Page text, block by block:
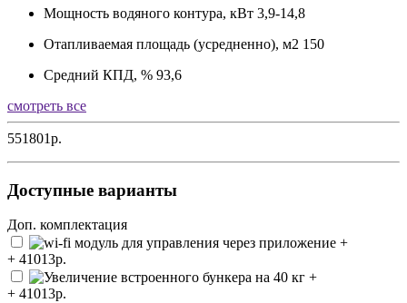
Мощность водяного контура, кВт 3,9-14,8
Отапливаемая площадь (усредненно), м2 150
Средний КПД, % 93,6
смотреть все
551801р.
Доступные варианты
Доп. комплектация
+ 41013р.
+ 41013р.